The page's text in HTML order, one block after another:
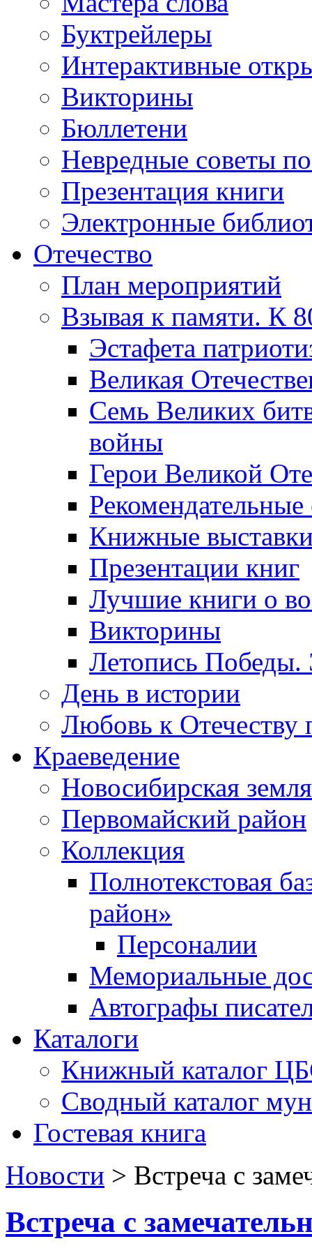
Буктрейлеры
Интерактивные
Викторины
Бюллетени
Невредные советы
Презентация книги
Электронные
Отечество
План мероприятий
Взывая к памяти. К
Эcтафета
Великая
Семь Великих
войны
Герои Великой
Рекомендательные
Книжные
Презентации книг
Лучшие книги о
Викторины
Летопись Победы.
День в истории
Любовь к Отечеству
Краеведение
Новосибирская земля
Первомайский район
Коллекция
Полнотекстовая
район»
Персоналии
Мемориальные
Автографы
Каталоги
Книжный каталог
Сводный каталог
Гостевая книга
Новости > Встреча с
Встреча с